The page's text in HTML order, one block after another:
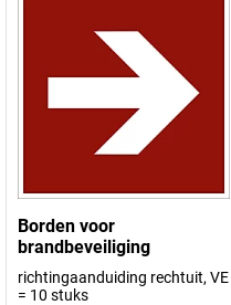
Borden voor
brandbeveiliging
richtingaanduiding rechtuit, VE
= 10 stuks